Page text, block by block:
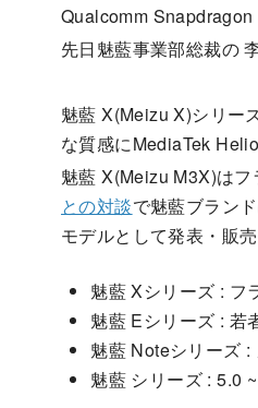
Qualcomm Snapdragon
先日魅藍事業部総裁の
魅藍 X(Meizu X)シリー
な質感にMediaTek
魅藍 X(Meizu M3X)はフ
との対談で魅藍ブラン
モデルとして発表・販
魅藍 Xシリーズ : フ
魅藍 Eシリーズ : 若
魅藍 Noteシリーズ
魅藍 シリーズ : 5.0